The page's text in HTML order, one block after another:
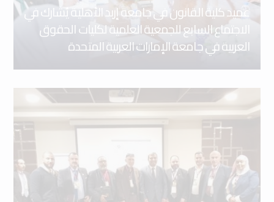
عميد كلية القانون في جامعة إربد الأهلية يُشارك في
الاجتماع السابع للجمعية العلمية لكليات الحقوق
العربية في جامعة الإمارات العربية المتحدة